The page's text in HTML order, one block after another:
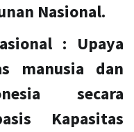
Nasional.
: Upaya
manusia dan
secara
Kapasitas